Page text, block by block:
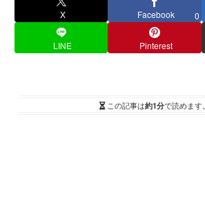
X Facebook 0
LINE Pinterest
この記事は約1分で読めます。